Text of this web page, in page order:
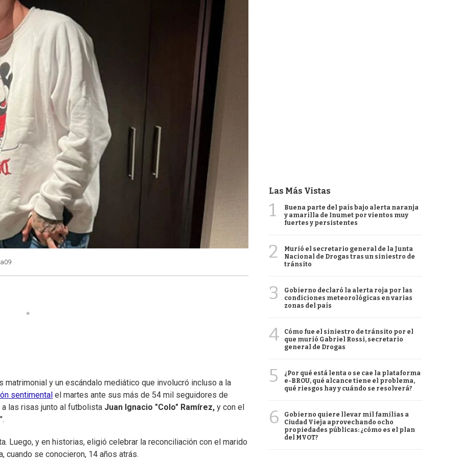
y un escándalo mediático que involucró incluso a la
sentimental el martes ante sus más de 54 mil seguidores de
las risas junto al futbolista Juan Ignacio "Colo" Ramírez, y con el
Luego, y en historias, eligió celebrar la reconciliación con el marido
cuando se conocieron, 14 años atrás.
Las Más Vistas
1
Buena parte del país bajo alerta naranja
y amarilla de Inumet por vientos muy
fuertes y persistentes
2
Murió el secretario general de la Junta
Nacional de Drogas tras un siniestro de
tránsito
3
Gobierno declaró la alerta roja por las
condiciones meteorológicas en varias
zonas del país
4
Cómo fue el siniestro de tránsito por el
que murió Gabriel Rossi, secretario
general de Drogas
5
¿Por qué está lenta o se cae la plataforma
e-BROU, qué alcance tiene el problema,
qué riesgos hay y cuándo se resolverá?
6
Gobierno quiere llevar mil familias a
Ciudad Vieja aprovechando ocho
propiedades públicas: ¿cómo es el plan
del MVOT?